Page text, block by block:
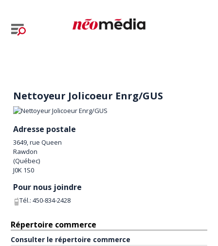
Nettoyeur Jolicoeur Enrg/GUS
Adresse postale
3649, rue Queen
Rawdon
(Québec)
J0K 1S0
Pour nous joindre
Tél.:450-834-2428
Répertoire commerce
Consulter le répertoire commerce